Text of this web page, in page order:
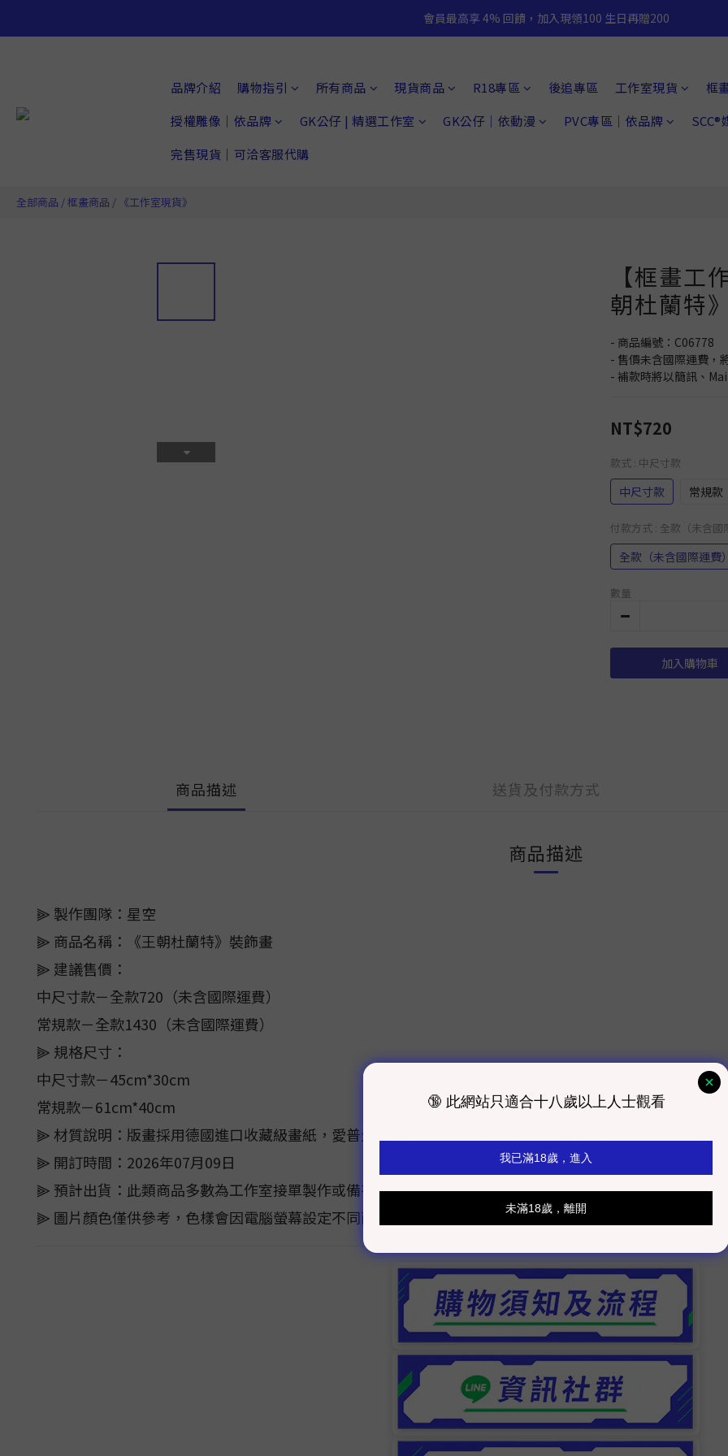
會員最高享 4% 回饋，加入現領100 生日再贈200
品牌介紹 購物指引 所有商品 現貨商品 R18專區 後追專區 工作室現貨
框
授權雕像｜依品牌
GK公仔 | 精選工作室 GK公仔｜依動漫 PVC專區｜依品牌
SCC®
完售現貨｜可洽客服代購
全部商品 /框畫商品 / 《工作室現貨》
【框畫工
朝杜蘭特
- 商品編號：C06778
- 售價未含國際運費，
- 補款時將以簡訊、
NT$720
款式 : 中尺寸款
中尺寸款 常規款
付款方式 : 全款（未含國
全款（未含國際運費
數量
加入購物車
商品描述 送貨及付款方式
商品描述
⫸ 製作團隊：星空
⫸ 商品名稱：《王朝杜蘭特》裝飾畫
⫸ 建議售價：
中尺寸款－全款720（未含國際運費）
常規款－全款1430（未含國際運費）
⫸ 規格尺寸：
中尺寸款－45cm*30cm
常規款－61cm*40cm
⫸ 材質說明：版畫採用德國進口收藏級畫紙，愛普生原裝墨水微噴，色彩還原，搭配黑色磨砂金屬相框，
⫸ 開訂時間：2026年07月09日
⫸ 預計出貨：此類商品多數為工作室接單製作或備有少量庫存，下單後約需要4~8周完成製作及配送時間，
⫸ 圖片顏色僅供參考，色樣會因電腦螢幕設定不同而有色差，顏色以實際商品為主